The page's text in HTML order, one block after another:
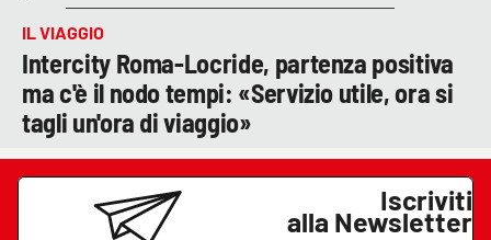
IL VIAGGIO
Intercity Roma-Locride, partenza positiva
ma c'è il nodo tempi: «Servizio utile, ora si
tagli un'ora di viaggio»
Iscriviti
alla Newsletter